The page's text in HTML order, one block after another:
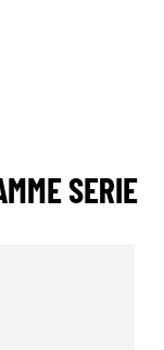
SERIE